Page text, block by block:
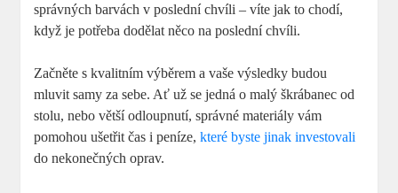
správných barvách v poslední chvíli – víte jak to chodí,
když je potřeba dodělat něco na poslední chvíli.
Začněte s kvalitním výběrem a vaše výsledky budou
mluvit samy za sebe. Ať už se jedná o malý škrábanec od
stolu, nebo větší odloupnutí, správné materiály vám
pomohou ušetřit čas i peníze,které byste jinak investovali
do nekonečných oprav.